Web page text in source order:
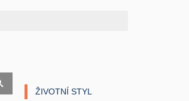
ŽIVOTNÍ STYL